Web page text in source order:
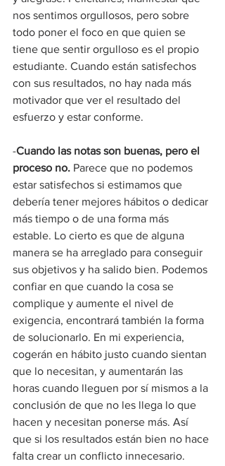
nos sentimos orgullosos, pero sobre
todo poner el foco en que quien se
tiene que sentir orgulloso es el propio
estudiante. Cuando están satisfechos
con sus resultados, no hay nada más
motivador que ver el resultado del
esfuerzo y estar conforme.
-Cuando las notas son buenas, pero el
proceso no. Parece que no podemos
estar satisfechos si estimamos que
debería tener mejores hábitos o dedicar
más tiempo o de una forma más
estable. Lo cierto es que de alguna
manera se ha arreglado para conseguir
sus objetivos y ha salido bien. Podemos
confiar en que cuando la cosa se
complique y aumente el nivel de
exigencia, encontrará también la forma
de solucionarlo. En mi experiencia,
cogerán en hábito justo cuando sientan
que lo necesitan, y aumentarán las
horas cuando lleguen por sí mismos a la
conclusión de que no les llega lo que
hacen y necesitan ponerse más. Así
que si los resultados están bien no hace
falta crear un conflicto innecesario.